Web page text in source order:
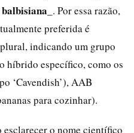
balbisiana_ . Por essa razão,
preferida é
indicando um grupo
híbrido específico, como os
‘Cavendish’), AAB
para cozinhar).
o nome científico